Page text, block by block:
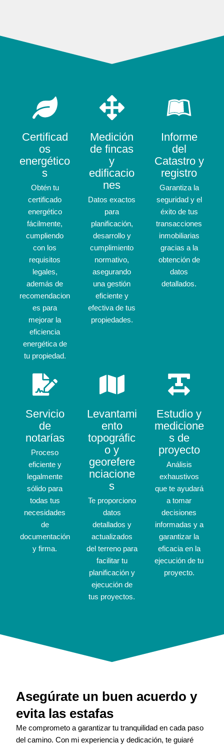
Certificad
os
energético
s
Obtén tu
certificado
energético
fácilmente,
cumpliendo
con los
requisitos
legales,
además de
recomendacion
es para
mejorar la
eficiencia
energética de
tu propiedad.
Medición
de fincas
y
edificacio
nes
Datos exactos
para
planificación,
desarrollo y
cumplimiento
normativo,
asegurando
una gestión
eficiente y
efectiva de tus
propiedades.
Informe
del
Catastro y
registro
Garantiza la
seguridad y el
éxito de tus
transacciones
inmobiliarias
gracias a la
obtención de
datos
detallados.
Servicio
de
notarías
Proceso
eficiente y
legalmente
sólido para
todas tus
necesidades
de
documentación
y firma.
Levantami
ento
topográfic
o y
georefere
nciacione
s
Te proporciono
datos
detallados y
actualizados
del terreno para
facilitar tu
planificación y
ejecución de
tus proyectos.
Estudio y
medicione
s de
proyecto
Análisis
exhaustivos
que te ayudará
a tomar
decisiones
informadas y a
garantizar la
eficacia en la
ejecución de tu
proyecto.
Asegúrate un buen acuerdo y
evita las estafas
Me comprometo a garantizar tu tranquilidad en cada paso
del camino. Con mi experiencia y dedicación, te guiaré